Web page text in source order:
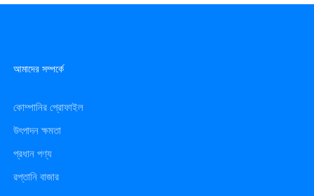
আমাদের সম্পর্কে
কোম্পানির প্রোফাইল
উৎপাদন ক্ষমতা
প্রধান পণ্য
রপ্তানি বাজার